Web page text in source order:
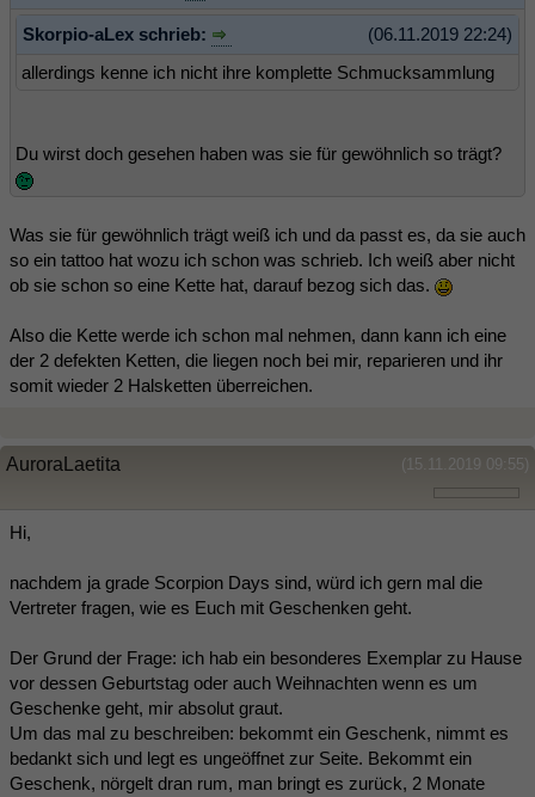
(06.11.2019 22:24)
Skorpio-aLex schrieb:
allerdings kenne ich nicht ihre komplette Schmucksammlung
Du wirst doch gesehen haben was sie für gewöhnlich so trägt?
Was sie für gewöhnlich trägt weiß ich und da passt es, da sie auch
so ein tattoo hat wozu ich schon was schrieb. Ich weiß aber nicht
ob sie schon so eine Kette hat, darauf bezog sich das.
Also die Kette werde ich schon mal nehmen, dann kann ich eine
der 2 defekten Ketten, die liegen noch bei mir, reparieren und ihr
somit wieder 2 Halsketten überreichen.
(15.11.2019 09:55)
AuroraLaetita
Hi,
nachdem ja grade Scorpion Days sind, würd ich gern mal die
Vertreter fragen, wie es Euch mit Geschenken geht.
Der Grund der Frage: ich hab ein besonderes Exemplar zu Hause
vor dessen Geburtstag oder auch Weihnachten wenn es um
Geschenke geht, mir absolut graut.
Um das mal zu beschreiben: bekommt ein Geschenk, nimmt es
bedankt sich und legt es ungeöffnet zur Seite. Bekommt ein
Geschenk, nörgelt dran rum, man bringt es zurück, 2 Monate